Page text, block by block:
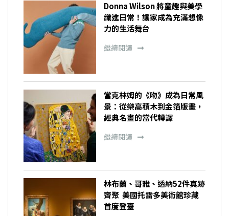
Donna Wilson 將童趣與美學
織進日常！讓家成為充滿想像
力的生活舞台
繼續閱讀
當克林姆的《吻》成為日常風
景：從樂高積木到金箔版畫，
經典名畫的當代轉譯
繼續閱讀
林布蘭、哥雅、透納52件真跡
齊聚 美國托雷多美術館珍藏
首度登臺